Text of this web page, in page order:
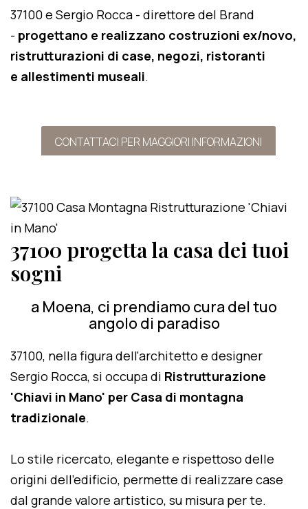
37100 e Sergio Rocca - direttore del Brand
- progettano e realizzano costruzioni ex/novo,
ristrutturazioni di case, negozi, ristoranti
e allestimenti museali.
CONTATTACI PER MAGGIORI INFORMAZIONI
37100 progetta la casa dei tuoi
sogni
a Moena, ci prendiamo cura del tuo
angolo di paradiso
37100, nella figura dell'architetto e designer
Sergio Rocca, si occupa di Ristrutturazione
'Chiavi in Mano' per Casa di montagna
tradizionale.
Lo stile ricercato, elegante e rispettoso delle
origini dell'edificio, permette di realizzare case
dal grande valore artistico, su misura per te.